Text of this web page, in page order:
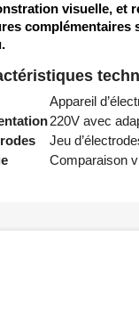
visuelle, et
complémentaires
Appareil
220V avec
Jeu
Comparaison